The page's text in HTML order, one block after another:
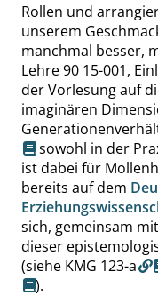
Rollen und
unserem
manchmal besser,
Lehre 90 15-001,
der Vorlesung auf
imaginären
sowohl in der
ist dabei für
bereits auf dem
sich, gemeinsam mit
dieser
(siehe KMG 123-a
).